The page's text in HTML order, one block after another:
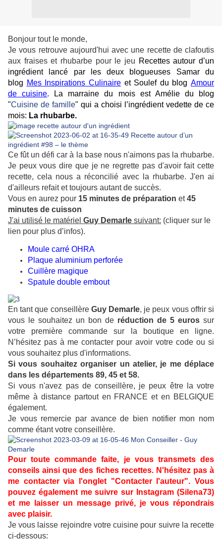
Bonjour tout le monde,
Je vous retrouve aujourd'hui avec une recette de clafoutis
aux fraises et rhubarbe pour le jeu Recettes autour d’un
ingrédient lancé par les deux blogueuses Samar du
blog Mes Inspirations Culinaireet Soulef du blog Amour
de cuisine. La marraine du mois est Amélie du blog
"Cuisine de famille" qui a choisi l’ingrédient vedette de ce
mois: La rhubarbe.
Ce fût un défi car à la base nous n'aimons pas la rhubarbe.
Je peux vous dire que je ne regrette pas d'avoir fait cette
recette, cela nous a réconcilié avec la rhubarbe. J'en ai
d'ailleurs refait et toujours autant de succès.
Vous en aurez pour 15 minutes de préparation et45
minutes de cuisson
J'ai utilisé le matériel Guy Demarle suivant: (cliquer sur le
lien pour plus d’infos).
Moule carré OHRA
P laque aluminium perforée
Cuillère magique
Spatule double embout
En tant que conseillère Guy Demarle, je peux vous offrir si
vous le souhaitez un bon de réduction de 5 euros sur
votre première commande sur la boutique en ligne.
N’hésitez pas à me contacter pour avoir votre code ou si
vous souhaitez plus d'informations.
Si vous souhaitez organiser un atelier, je me déplace
dans les départements 89, 45 et 58.
Si vous n'avez pas de conseillère, je peux être la votre
même à distance partout en FRANCE et en BELGIQUE
également.
Je vous remercie par avance de bien notifier mon nom
comme étant votre conseillère.
Pour toute commande faite, je vous transmets des
conseils ainsi que des fiches recettes. N'hésitez pas à
me contacter via l'onglet "Contacter l'auteur". Vous
pouvez également me suivre sur Instagram (Silena73)
et me laisser un message privé, je vous répondrais
avec plaisir.
Je vous laisse rejoindre votre cuisine pour suivre la recette
ci-dessous: